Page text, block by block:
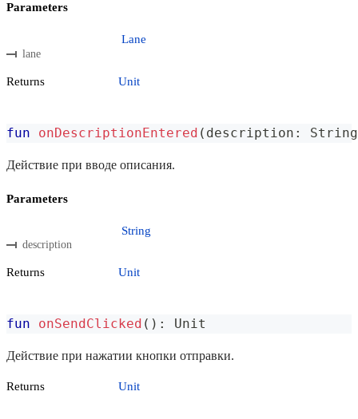
Parameters
lane
Lane
Returns Unit
fun onDescriptionEntered ( description : String
Действие при вводе описания.
Parameters
description
String
Returns Unit
fun onSendClicked ( ) : Unit
Действие при нажатии кнопки отправки.
Returns Unit